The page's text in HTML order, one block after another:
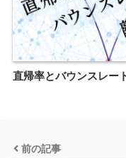
直帰率とバウンスレー
前の記事